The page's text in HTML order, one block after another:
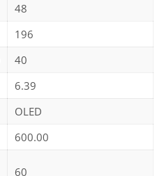
48
196
40
6.39
OLED
600.00
60